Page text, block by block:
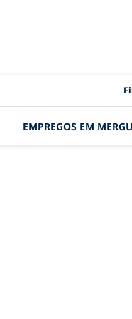
EMPREGOS EM